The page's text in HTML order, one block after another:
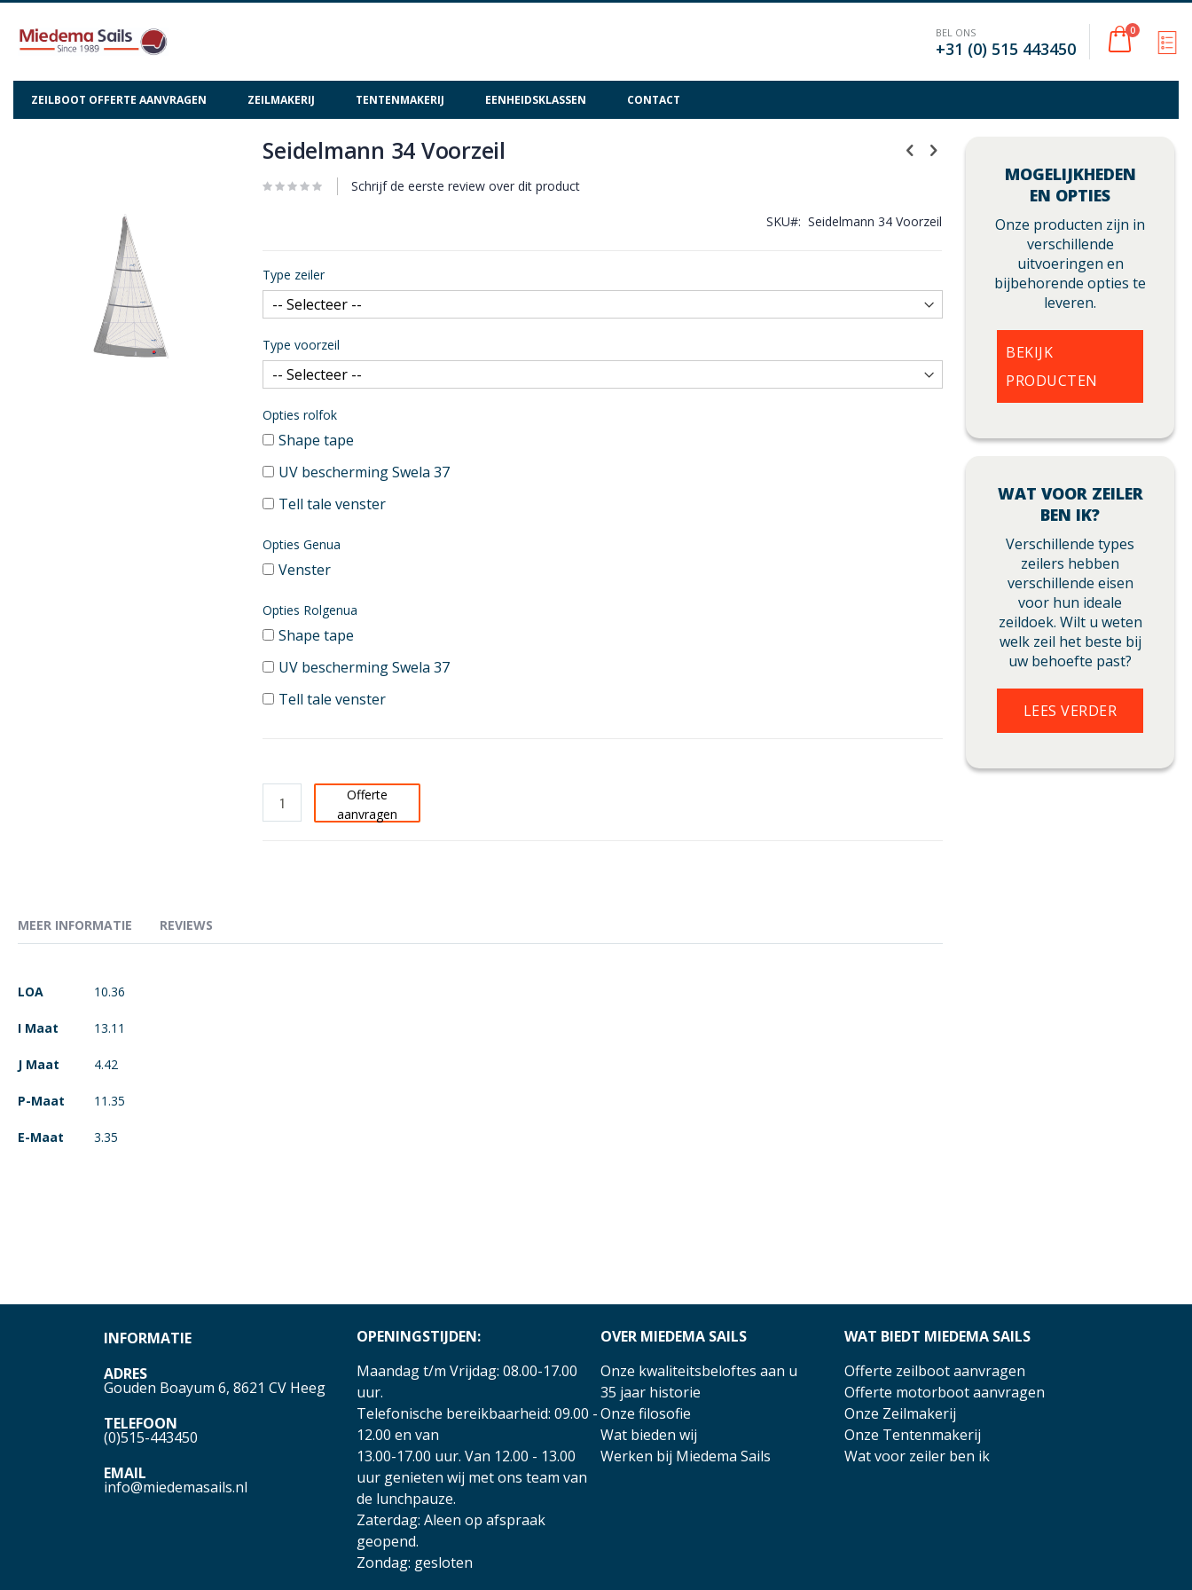
Cart
0
BEL ONS
+31 (0) 515 443450
ZEILBOOT OFFERTE AANVRAGEN ZEILMAKERIJ TENTENMAKERIJ EENHEIDSKLASSEN CONTACT
naar
het
gallerij
Seidelmann 34 Voorzeil
Schrijf de eerste review over dit product
SKU Seidelmann 34 Voorzeil
Type zeiler
Type voorzeil
Opties rolfok
Shape tape
UV bescherming Swela 37
Tell tale venster
Opties Genua
Venster
Opties Rolgenua
Shape tape
UV bescherming Swela 37
Tell tale venster
Offerte
aanvragen
MEER INFORMATIE
Meer
LOA 10.36
I Maat 13.11
J Maat 4.42
P-Maat 11.35
E-Maat 3.35
REVIEWS
MOGELIJKHEDEN
EN OPTIES
Onze producten zijn in
verschillende
uitvoeringen en
bijbehorende opties te
leveren.
BEKIJK
PRODUCTEN
WAT VOOR ZEILER
BEN IK?
Verschillende types
zeilers hebben
verschillende eisen
voor hun ideale
zeildoek. Wilt u weten
welk zeil het beste bij
uw behoefte past?
LEES VERDER
INFORMATIE
ADRES
Gouden Boayum 6, 8621 CV Heeg
TELEFOON
(0)515-443450
EMAIL
info@miedemasails.nl
OPENINGSTIJDEN:
Maandag t/m Vrijdag: 08.00-17.00
uur.
Telefonische bereikbaarheid: 09.00 -
12.00 en van
13.00-17.00 uur. Van 12.00 - 13.00
uur genieten wij met ons team van
de lunchpauze.
Zaterdag: Aleen op afspraak
geopend.
Zondag: gesloten
OVER MIEDEMA SAILS
Onze kwaliteitsbeloftes aan u
35 jaar historie
Onze filosofie
Wat bieden wij
Werken bij Miedema Sails
WAT BIEDT MIEDEMA SAILS
Offerte zeilboot aanvragen
Offerte motorboot aanvragen
Onze Zeilmakerij
Onze Tentenmakerij
Wat voor zeiler ben ik